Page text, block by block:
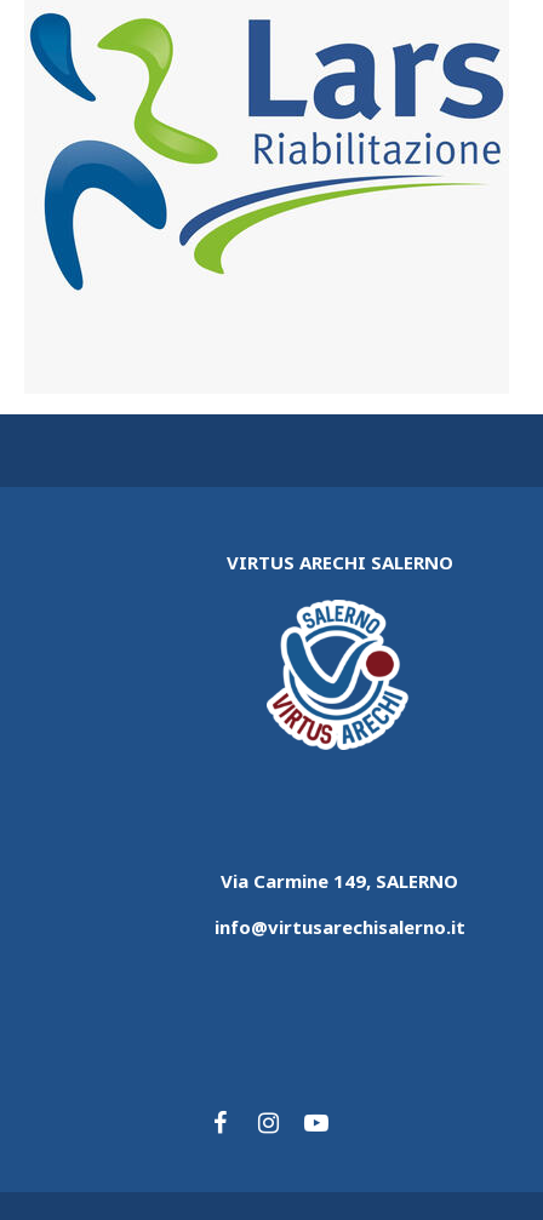
VIRTUS ARECHI SALERNO
Via Carmine 149, SALERNO
info@virtusarechisalerno.it